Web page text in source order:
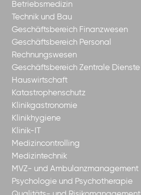
Betriebsmedizin
Technik und Bau
Geschäftsbereich Finanzwesen
Geschäftsbereich Personal
Rechnungswesen
Geschäftsbereich Zentrale Dienste
Hauswirtschaft
Katastrophenschutz
Klinikgastronomie
Klinikhygiene
Klinik-IT
Medizincontrolling
Medizintechnik
MVZ- und Ambulanzmanagement
Psychologie und Psychotherapie